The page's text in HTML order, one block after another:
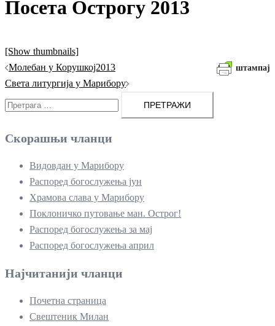
Посета Острогу 2013
[Show thumbnails]
штампај
Кретање
чланака
Молебан у Корушкој2013
Света литургија у Марибору
Претрага
за:
Скорашњи чланци
Видовдан у Марибору
Распоред богослужења јун
Храмова слава у Марибору
Поклоничко путовање ман. Острог!
Распоред богослужења за мај
Распоред богослужења април
Најчитанији чланци
Почетна страница
Свештеник Милан